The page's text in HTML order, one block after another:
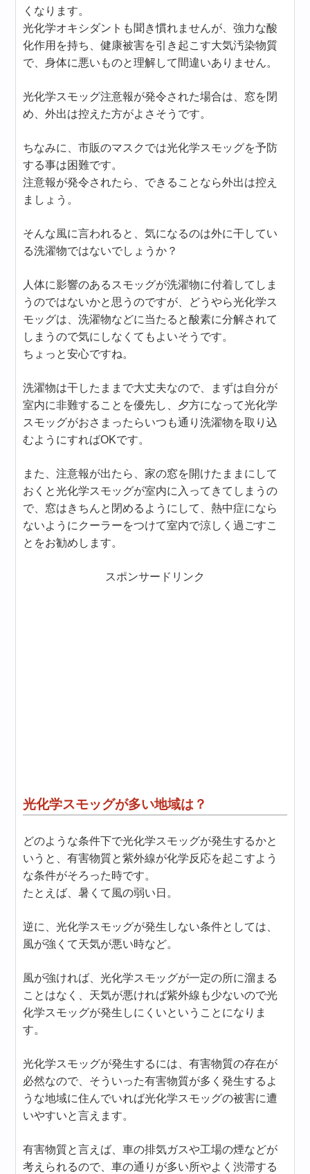
くなります。
光化学オキシダントも聞き慣れませんが、強力な酸
化作用を持ち、健康被害を引き起こす大気汚染物質
で、身体に悪いものと理解して間違いありません。
光化学スモッグ注意報が発令された場合は、窓を閉
め、外出は控えた方がよさそうです。
ちなみに、市販のマスクでは光化学スモッグを予防
する事は困難です。
注意報が発令されたら、できることなら外出は控え
ましょう。
そんな風に言われると、気になるのは外に干してい
る洗濯物ではないでしょうか？
人体に影響のあるスモッグが洗濯物に付着してしま
うのではないかと思うのですが、どうやら光化学ス
モッグは、洗濯物などに当たると酸素に分解されて
しまうので気にしなくてもよいそうです。
ちょっと安心ですね。
洗濯物は干したままで大丈夫なので、まずは自分が
室内に非難することを優先し、夕方になって光化学
スモッグがおさまったらいつも通り洗濯物を取り込
むようにすればOKです。
また、注意報が出たら、家の窓を開けたままにして
おくと光化学スモッグが室内に入ってきてしまうの
で、窓はきちんと閉めるようにして、熱中症になら
ないようにクーラーをつけて室内で涼しく過ごすこ
とをお勧めします。
スポンサードリンク
光化学スモッグが多い地域は？
どのような条件下で光化学スモッグが発生するかと
いうと、有害物質と紫外線が化学反応を起こすよう
な条件がそろった時です。
たとえば、暑くて風の弱い日。
逆に、光化学スモッグが発生しない条件としては、
風が強くて天気が悪い時など。
風が強ければ、光化学スモッグが一定の所に溜まる
ことはなく、天気が悪ければ紫外線も少ないので光
化学スモッグが発生しにくいということになりま
す。
光化学スモッグが発生するには、有害物質の存在が
必然なので、そういった有害物質が多く発生するよ
うな地域に住んでいれば光化学スモッグの被害に遭
いやすいと言えます。
有害物質と言えば、車の排気ガスや工場の煙などが
考えられるので、車の通りが多い所やよく渋滞する